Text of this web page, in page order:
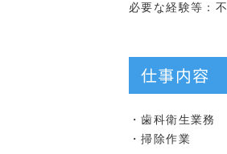
必要な経験等：
仕事内容
・歯科衛生業務
・掃除作業